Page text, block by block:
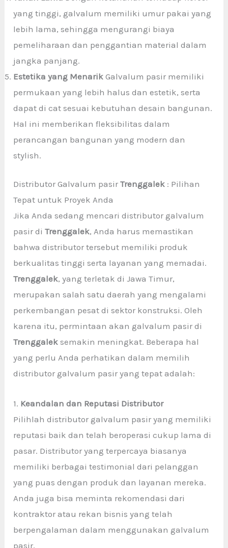
yang tinggi, galvalum memiliki umur pakai yang
lebih lama, sehingga mengurangi biaya
pemeliharaan dan penggantian material dalam
jangka panjang.
Estetika yang Menarik Galvalum pasir memiliki
permukaan yang lebih halus dan estetik, serta
dapat di cat sesuai kebutuhan desain bangunan.
Hal ini memberikan fleksibilitas dalam
perancangan bangunan yang modern dan
stylish.
Distributor Galvalum pasirTrenggalek : Pilihan
Tepat untuk Proyek Anda
Jika Anda sedang mencari distributor galvalum
pasir diTrenggalek, Anda harus memastikan
bahwa distributor tersebut memiliki produk
berkualitas tinggi serta layanan yang memadai.
Trenggalek, yang terletak di Jawa Timur,
merupakan salah satu daerah yang mengalami
perkembangan pesat di sektor konstruksi. Oleh
karena itu, permintaan akan galvalum pasir di
Trenggalek semakin meningkat. Beberapa hal
yang perlu Anda perhatikan dalam memilih
distributor galvalum pasir yang tepat adalah:
1. Keandalan dan Reputasi Distributor
Pilihlah distributor galvalum pasir yang memiliki
reputasi baik dan telah beroperasi cukup lama di
pasar. Distributor yang terpercaya biasanya
memiliki berbagai testimonial dari pelanggan
yang puas dengan produk dan layanan mereka.
Anda juga bisa meminta rekomendasi dari
kontraktor atau rekan bisnis yang telah
berpengalaman dalam menggunakan galvalum
pasir.